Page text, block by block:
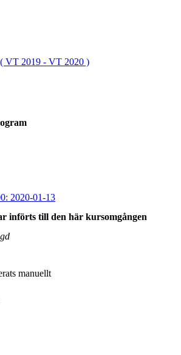
VT 2019 - VT 2020 )
2020-01-13
införts till den här kursomgången
manuellt